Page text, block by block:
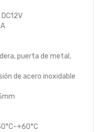
puerta de metal,
de acero inoxidable